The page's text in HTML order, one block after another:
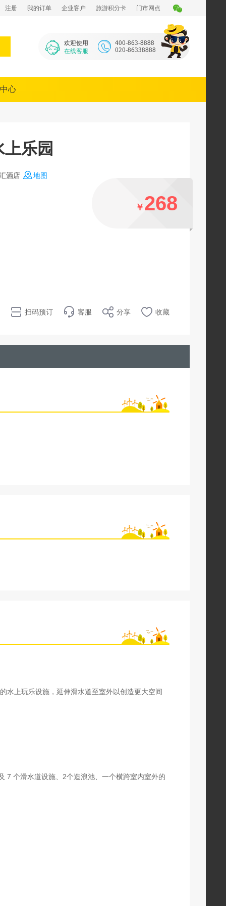
注册 我的订单 企业客户 旅游积分卡 门市网点
欢迎使用
在线客服
心
乐园
酒店 地图
￥ 268
扫码预订 客服 分享 收藏
水上玩乐设施，延伸滑水道至室外以创造更大空间
7 个滑水道设施、2个造浪池、一个横跨室内室外的